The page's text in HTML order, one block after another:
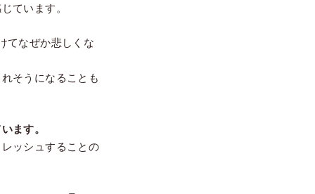
ています。
てなぜか悲しくな
そうになることも
ます。
ッシュすることの